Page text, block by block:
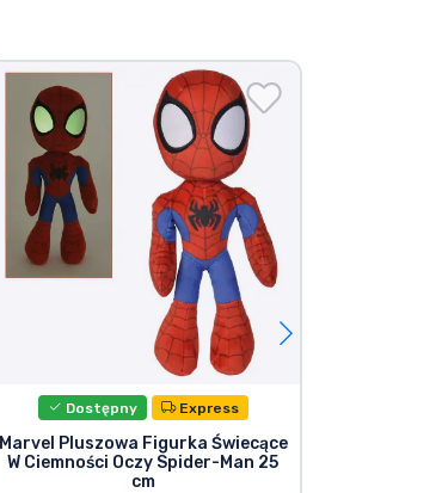
Dostępny Express
Marvel Pluszowa Figurka Świecące
W Ciemności Oczy Spider-Man 25
cm